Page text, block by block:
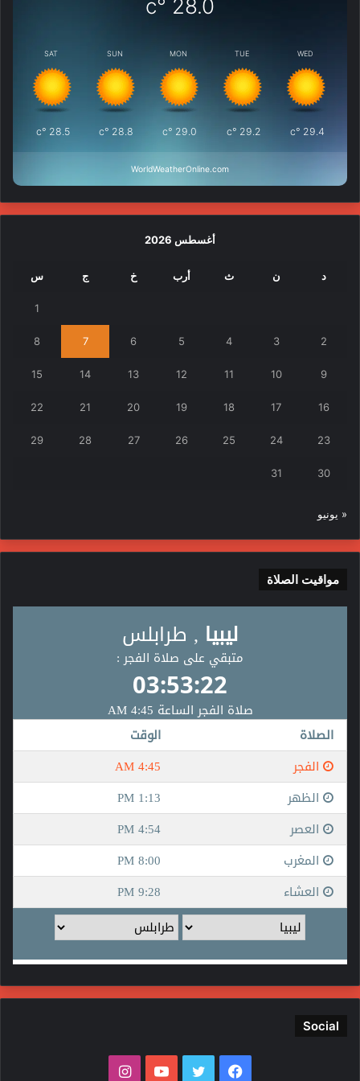
28.0
°c
SAT
28.5
°c
SUN
28.8
°c
MON
29.0
°c
TUE
29.2
°c
WED
29.4
°c
WorldWeatherOnline.com
أغسطس 2026
د ن ث أرب خ ج س
1
2
3
4
5
6
7
8
9
10
11
12
13
14
15
16
17
18
19
20
21
22
23
24
25
26
27
28
29
30
31
« يونيو
مواقيت الصلاة
Social
فيسبوك تويتر يوتيوبانستقرام